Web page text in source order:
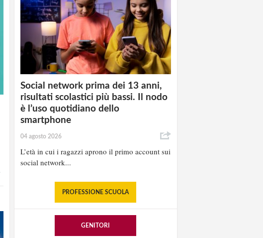
Social network prima dei 13 anni,
risultati scolastici più bassi. Il nodo
è l’uso quotidiano dello
smartphone
04 agosto 2026
L’età in cui i ragazzi aprono il primo account sui
social network...
PROFESSIONE SCUOLA
GENITORI